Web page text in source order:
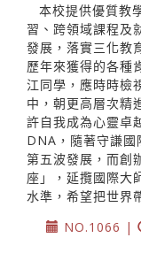
本校提供優質教
習、跨領域課程及
發展，落實三化教
歷年來獲得的各種
江同學，應時時檢
中，朝更高層次精
許自我成為心靈卓
DNA，隨著守謙國
第五波發展，而創
座」，延攬國際大
水準，希望把世界
NO.1066 |